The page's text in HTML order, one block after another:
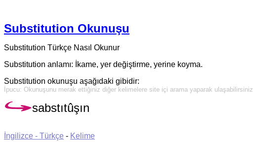
Substitution Okunuşu
Substitution Türkçe Nasıl Okunur
Substitution anlamı: İkame, yer değiştirme, yerine koyma.
Substitution okunuşu aşağıdaki gibidir:
İpucu: Okunuşunu merak ettiğiniz diğer kelimelere site içi arama yaparak ulaşabilirsiniz.
sabstıtûşın
İngilizce - Türkçe - Kelime